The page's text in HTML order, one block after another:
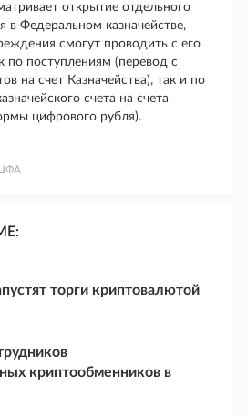
открытие отдельного
в Федеральном казначействе,
смогут проводить с его
поступлениям (перевод с
на счет Казначейства), так и по
счета на счета
цифрового рубля).
торги криптовалютой
криптообменников в